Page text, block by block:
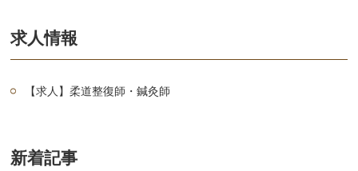
求人情報
【求人】柔道整復師・鍼灸師
新着記事